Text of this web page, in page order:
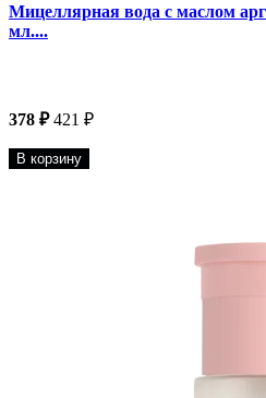
Мицеллярная вода с маслом
мл....
378 ₽ 421 ₽
В корзину